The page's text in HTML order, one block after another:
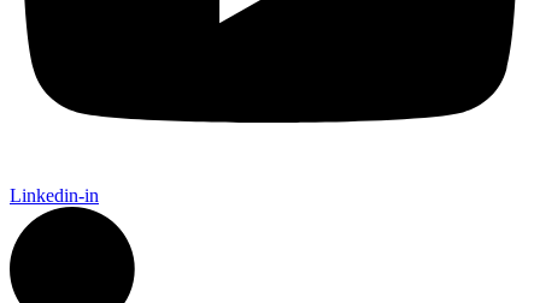
Linkedin-in